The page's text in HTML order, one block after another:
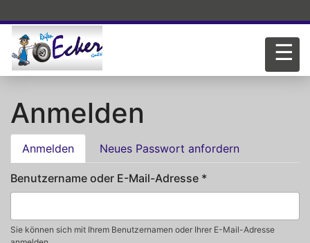
☰
Anmelden
Haupt-Reiter
Anmelden(aktiver Reiter)
Neues Passwort anfordern
Benutzername oder E-Mail-Adresse *
Sie können sich mit Ihrem Benutzernamen oder Ihrer E-Mail-Adresse